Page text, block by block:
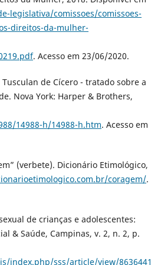
legislativa/comissoes/comissoes-
direitos-da-mulher-
. Acesso em 23/06/2020.
de Cícero - tratado sobre a
Nova York: Harper & Brothers,
14988-h/14988-h.htm. Acesso em
(verbete). Dicionário Etimológico,
coragem/.
de crianças e adolescentes:
& Saúde, Campinas, v. 2, n. 2, p.
index.php/sss/article/view/8636441